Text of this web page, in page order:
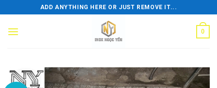
to
content
ADD ANYTHING HERE OR JUST REMOVE IT...
0